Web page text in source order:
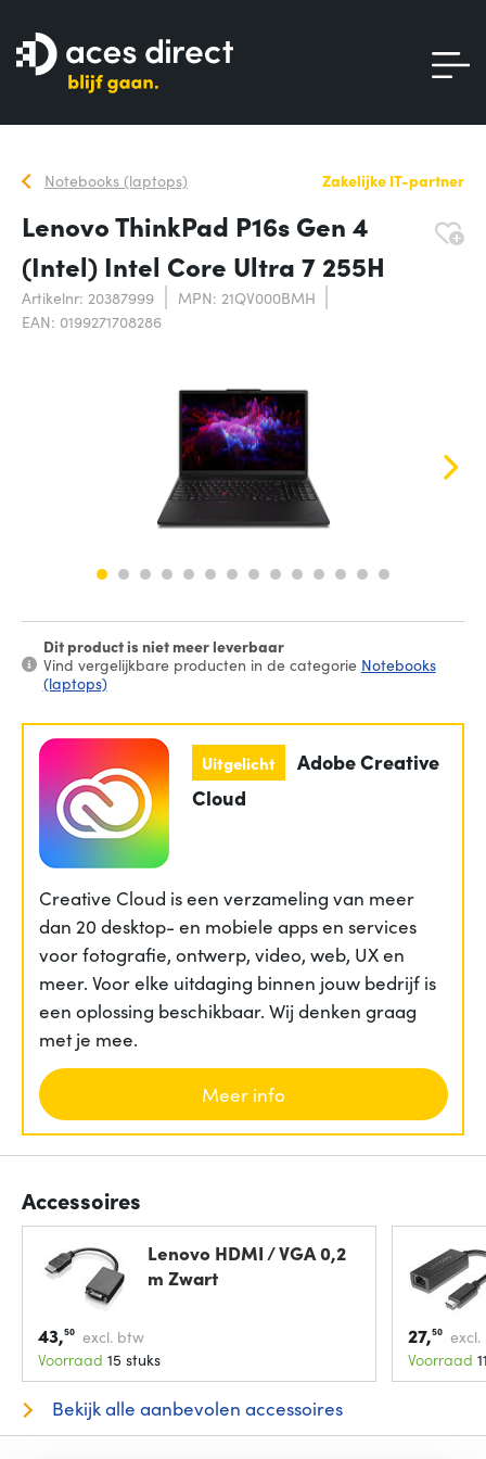
Notebooks (laptops) Zakelijke IT-partner
Lenovo ThinkPad P16s Gen 4
(Intel) Intel Core Ultra 7 255H
Artikelnr: 20387999
MPN: 21QV000BMH
EAN: 0199271708286
Dit product is niet meer leverbaar
Vind vergelijkbare producten in de categorie Notebooks
(laptops)
Uitgelicht
Adobe Creative
Cloud
Creative Cloud is een verzameling van meer
dan 20 desktop- en mobiele apps en services
voor fotografie, ontwerp, video, web, UX en
meer. Voor elke uitdaging binnen jouw bedrijf is
een oplossing beschikbaar. Wij denken graag
met je mee.
Meer info
Accessoires
Lenovo HDMI / VGA 0,2
m Zwart
43,50 excl. btw
Voorraad 15 stuks
27,50
Voorraad
Bekijk alle aanbevolen accessoires